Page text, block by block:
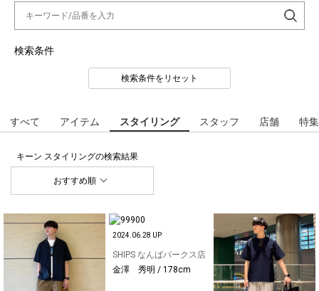
検索条件
検索条件をリセット
すべて アイテム スタイリング スタッフ 店舗 特集
キーン スタイリングの検索結果
おすすめ順
2024.06.28 UP
SHIPS なんばパークス店
金澤 秀明 / 178cm